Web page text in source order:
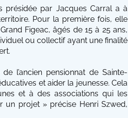
présidée par Jacques Carral a à
Pour la première fois, elle
Figeac, âgés de 15 à 25 ans,
ou collectif ayant une finalité
l’ancien pensionnat de Sainte-
et aider la jeunesse. Cela
et à des associations qui les
un projet » précise Henri Szwed,